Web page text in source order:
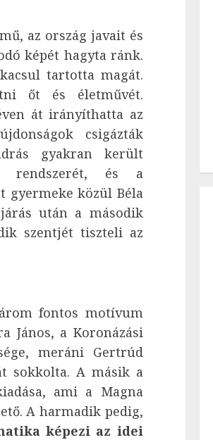
az ország javait és
képét hagyta ránk.
tartotta magát.
őt és életművét.
át irányíthatta az
csigázták
gyakran került
rendszerét, és a
gyermeke közül Béla
után a második
szentjét tiszteli az
fontos motívum
János, a Koronázási
meráni Gertrúd
sokkolta. A másik a
ami a Magna
A harmadik pedig,
képezi az idei